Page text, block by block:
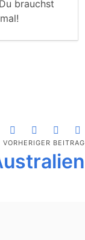
brauchst
VORHERIGER BEITRAG